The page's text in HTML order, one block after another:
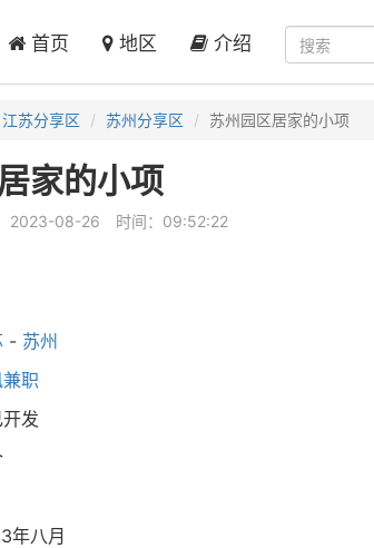
首页 地区 介绍
江苏分享区 苏州分享区 苏州园区居家的小项
家的小项
2023-08-26 时间：09:52:22
- 苏州
职
发
年八月